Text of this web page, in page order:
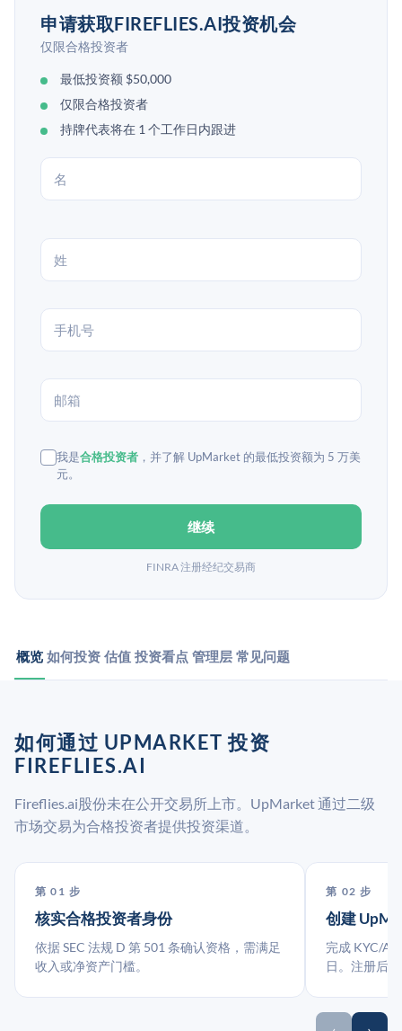
申请获取FIREFLIES.AI投资机会
仅限合格投资者
最低投资额 $50,000
仅限合格投资者
持牌代表将在 1 个工作日内跟进
我是合格投资者 ，并了解 UpMarket 的最低投资额为 5 万美
元。
继续
FINRA 注册经纪交易商
概览 如何投资 估值 投资看点 管理层 常见问题
如何通过 UPMARKET 投资
FIREFLIES.AI
Fireflies.ai股份未在公开交易所上市。UpMarket 通过二级
市场交易为合格投资者提供投资渠道。
第 01 步
核实合格投资者身份
依据 SEC 法规 D 第 501 条确认资格，需满足
收入或净资产门槛。
第 02 步
创建
完成 KYC/
日。注册后